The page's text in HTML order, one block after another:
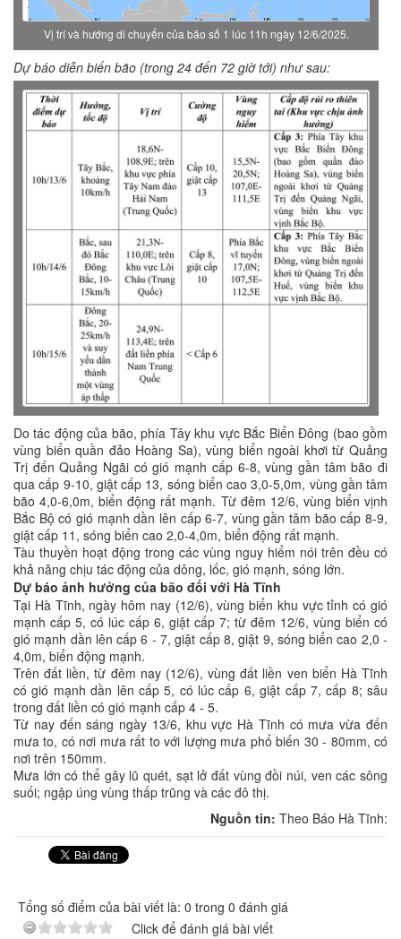
Vị trí và hướng di chuyển của bão số 1 lúc 11h ngày 12/6/2025.
Dự báo diễn biến bão (trong 24 đến 72 giờ tới) như sau:
Do tác động của bão, phía Tây khu vực Bắc Biển Đông (bao gồm
vùng biển quần đảo Hoàng Sa), vùng biển ngoài khơi từ Quảng
Trị đến Quảng Ngãi có gió mạnh cấp 6-8, vùng gần tâm bão đi
qua cấp 9-10, giật cấp 13, sóng biển cao 3,0-5,0m, vùng gần tâm
bão 4,0-6,0m, biển động rất mạnh. Từ đêm 12/6, vùng biển vịnh
Bắc Bộ có gió mạnh dần lên cấp 6-7, vùng gần tâm bão cấp 8-9,
giật cấp 11, sóng biển cao 2,0-4,0m, biển động rất mạnh.
Tàu thuyền hoạt động trong các vùng nguy hiểm nói trên đều có
khả năng chịu tác động của dông, lốc, gió mạnh, sóng lớn.
Dự báo ảnh hưởng của bão đối với Hà Tĩnh
Tại Hà Tĩnh, ngày hôm nay (12/6), vùng biển khu vực tỉnh có gió
mạnh cấp 5, có lúc cấp 6, giật cấp 7; từ đêm 12/6, vùng biển có
gió mạnh dần lên cấp 6 - 7, giật cấp 8, giật 9, sóng biển cao 2,0 -
4,0m, biển động mạnh.
Trên đất liền, từ đêm nay (12/6), vùng đất liền ven biển Hà Tĩnh
có gió mạnh dần lên cấp 5, có lúc cấp 6, giật cấp 7, cấp 8; sâu
trong đất liền có gió mạnh cấp 4 - 5.
Từ nay đến sáng ngày 13/6, khu vực Hà Tĩnh có mưa vừa đến
mưa to, có nơi mưa rất to với lượng mưa phổ biến 30 - 80mm, có
nơi trên 150mm.
Mưa lớn có thể gây lũ quét, sạt lở đất vùng đồi núi, ven các sông
suối; ngập úng vùng thấp trũng và các đô thị.
Nguồn tin: Theo Báo Hà Tĩnh:
Tổng số điểm của bài viết là: 0 trong 0 đánh giá
Click để đánh giá bài viết